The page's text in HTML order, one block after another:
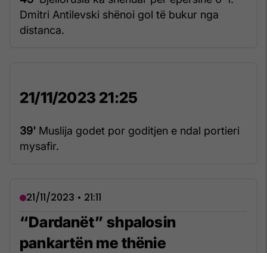
Dmitri Antilevski shënoi gol të bukur nga
distanca.
21/11/2023 21:25
39' Muslija godet por goditjen e ndal portieri
mysafir.
21/11/2023 • 21:11
“Dardanët” shpalosin
pankartën me thënie